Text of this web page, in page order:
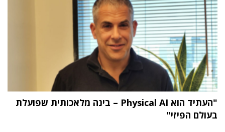
"העתיד הוא Physical AI – בינה מלאכותית שפועלת
בעולם הפיזי"